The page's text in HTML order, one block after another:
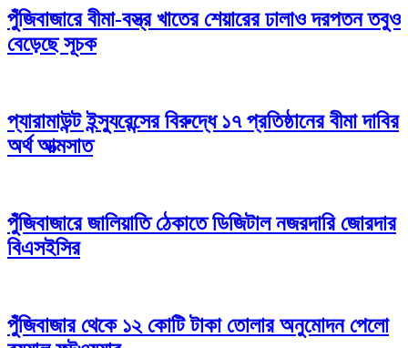
পুঁজিবাজারে বীমা-বস্ত্র খাতের শেয়ারের ঢালাও দরপতন তবুও
বেড়েছে সূচক
প্যারামাউন্ট ইন্স্যুরেন্সের বিরুদ্ধে ১৭ প্রতিষ্ঠানের বীমা দাবির
অর্থ আত্মসাত
পুঁজিবাজারে জালিয়াতি ঠেকাতে ডিজিটাল নজরদারি জোরদার
বিএসইসির
পুঁজিবাজার থেকে ১২ কোটি টাকা তোলার অনুমোদন পেলো